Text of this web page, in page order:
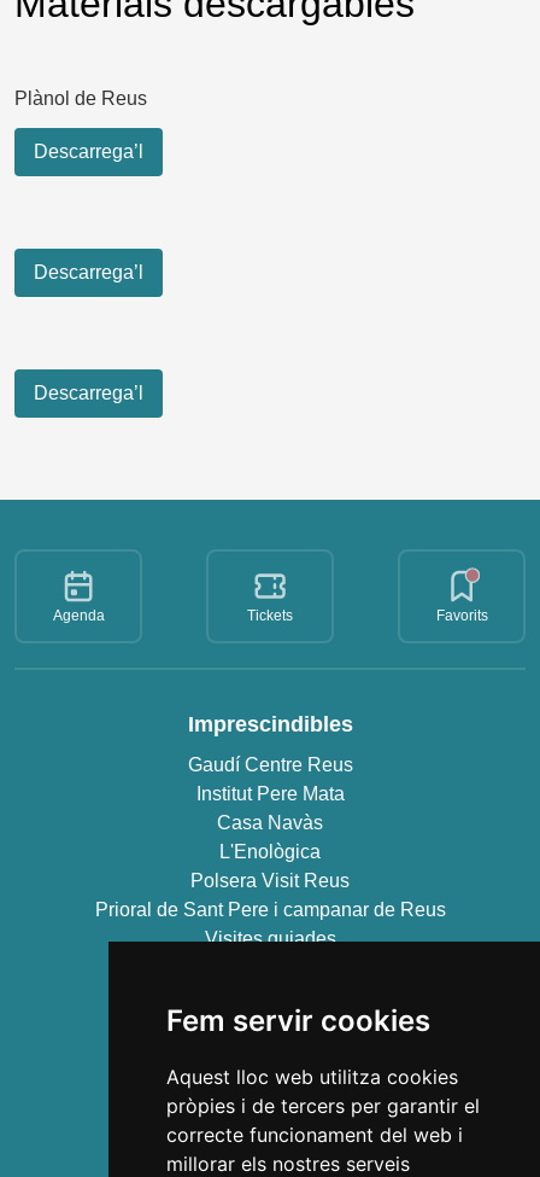
Fem servir cookies
Aquest lloc web utilitza cookies
pròpies i de tercers per garantir el
correcte funcionament del web i
millorar els nostres serveis
Plànol de Reus
Descarrega’l
Descarrega’l
Descarrega’l
Agenda Tickets Favorits
Imprescindibles
Gaudí Centre Reus
Institut Pere Mata
Casa Navàs
L'Enològica
Polsera Visit Reus
Prioral de Sant Pere i campanar de Reus
Visites guiades
Experiències
Gaudí Centre
Estació Enològica
Casa Navàs
La teva Ruta